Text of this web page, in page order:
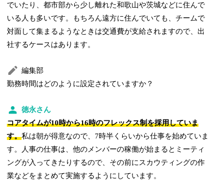
でいたり、都市部から少し離れた和歌山や茨城などに住んで
いる人も多いです。もちろん遠方に住んでいても、チームで
対面して集まるようなときは交通費が支給されますので、出
社するケースはあります。
編集部
勤務時間はどのように設定されていますか？
徳永さん
コアタイムが10時から16時のフレックス制を採用していま
す。私は朝が得意なので、7時半くらいから仕事を始めていま
す。人事の仕事は、他のメンバーの稼働が始まるとミーティ
ングが入ってきたりするので、その前にスカウティングの作
業などをまとめて実施するようにしています。